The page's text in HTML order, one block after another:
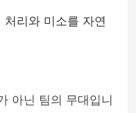
리와 미소를 자연
아닌 팀의 무대입니